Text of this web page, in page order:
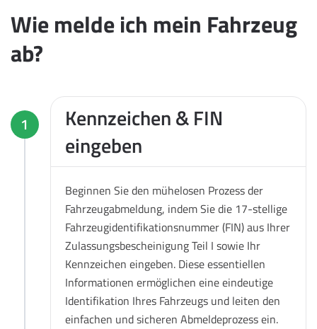
Wie melde ich mein Fahrzeug
ab?
1
Kennzeichen & FIN
eingeben
Beginnen Sie den mühelosen Prozess der
Fahrzeugabmeldung, indem Sie die 17-stellige
Fahrzeugidentifikationsnummer (FIN) aus Ihrer
Zulassungsbescheinigung Teil I sowie Ihr
Kennzeichen eingeben. Diese essentiellen
Informationen ermöglichen eine eindeutige
Identifikation Ihres Fahrzeugs und leiten den
einfachen und sicheren Abmeldeprozess ein.